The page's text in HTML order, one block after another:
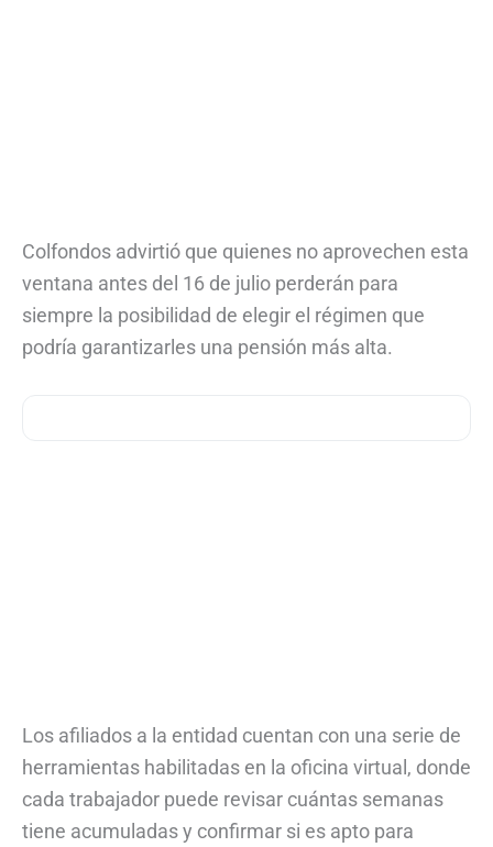
Colfondos advirtió que quienes no aprovechen esta
ventana antes del 16 de julio perderán para
siempre la posibilidad de elegir el régimen que
podría garantizarles una pensión más alta.
Los afiliados a la entidad cuentan con una serie de
herramientas habilitadas en la oficina virtual, donde
cada trabajador puede revisar cuántas semanas
tiene acumuladas y confirmar si es apto para